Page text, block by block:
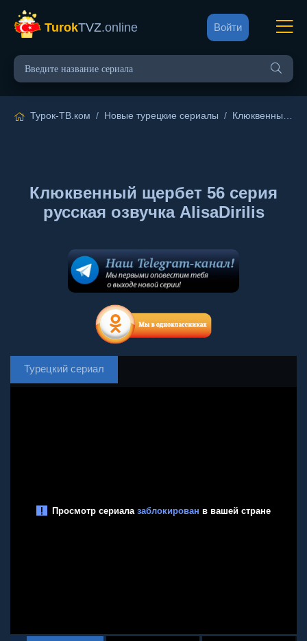
TurokTVZ.online Войти
Турок-ТВ.ком / Новые турецкие сериалы / Клюквенный щербет
Клюквенный щербет 56 серия
русская озвучка AlisaDirilis
Турецкий сериал